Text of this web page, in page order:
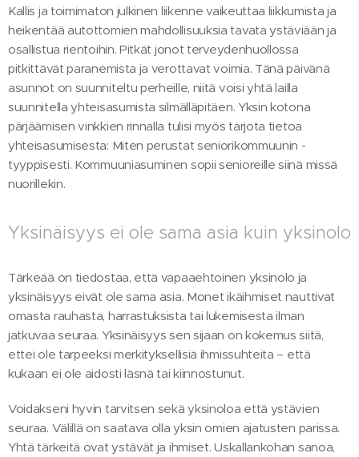
Kallis ja toimimaton julkinen liikenne vaikeuttaa liikkumista ja
heikentää autottomien mahdollisuuksia tavata ystäviään ja
osallistua rientoihin. Pitkät jonot terveydenhuollossa
pitkittävät paranemista ja verottavat voimia. Tänä päivänä
asunnot on suunniteltu perheille, niitä voisi yhtä lailla
suunnitella yhteisasumista silmälläpitäen. Yksin kotona
pärjäämisen vinkkien rinnalla tulisi myös tarjota tietoa
yhteisasumisesta: Miten perustat seniorikommuunin -
tyyppisesti. Kommuuniasuminen sopii senioreille siinä missä
nuorillekin.
Yksinäisyys ei ole sama asia kuin yksinolo
Tärkeää on tiedostaa, että vapaaehtoinen yksinolo ja
yksinäisyys eivät ole sama asia. Monet ikäihmiset nauttivat
omasta rauhasta, harrastuksista tai lukemisesta ilman
jatkuvaa seuraa. Yksinäisyys sen sijaan on kokemus siitä,
ettei ole tarpeeksi merkityksellisiä ihmissuhteita – että
kukaan ei ole aidosti läsnä tai kiinnostunut.
Voidakseni hyvin tarvitsen sekä yksinoloa että ystävien
seuraa. Välillä on saatava olla yksin omien ajatusten parissa.
Yhtä tärkeitä ovat ystävät ja ihmiset. Uskallankohan sanoa,